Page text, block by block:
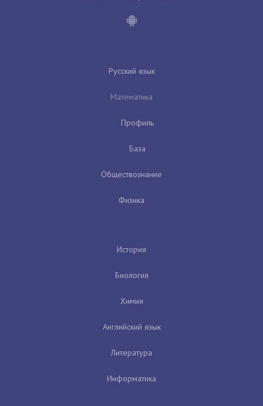
Русский язык
Математика
Профиль
База
Обществознание
Физика
История
Биология
Химия
Английский язык
Литература
Информатика